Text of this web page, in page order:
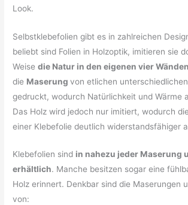
Look.
Selbstklebefolien gibt es in zahlreichen
beliebt sind Folien in Holzoptik, imitieren sie
Weisedie Natur in den eigenen vier Wänden
die Maserungvon etlichen
gedruckt, wodurch Natürlichkeit und Wärme
Das Holz wird jedoch nur imitiert, wodurch
einer Klebefolie deutlich widerstandsfähiger
Klebefolien sind in nahezu jeder Maserung
erhältlich. Manche besitzen sogar eine
Holz erinnert. Denkbar sind die Maserungen
von: